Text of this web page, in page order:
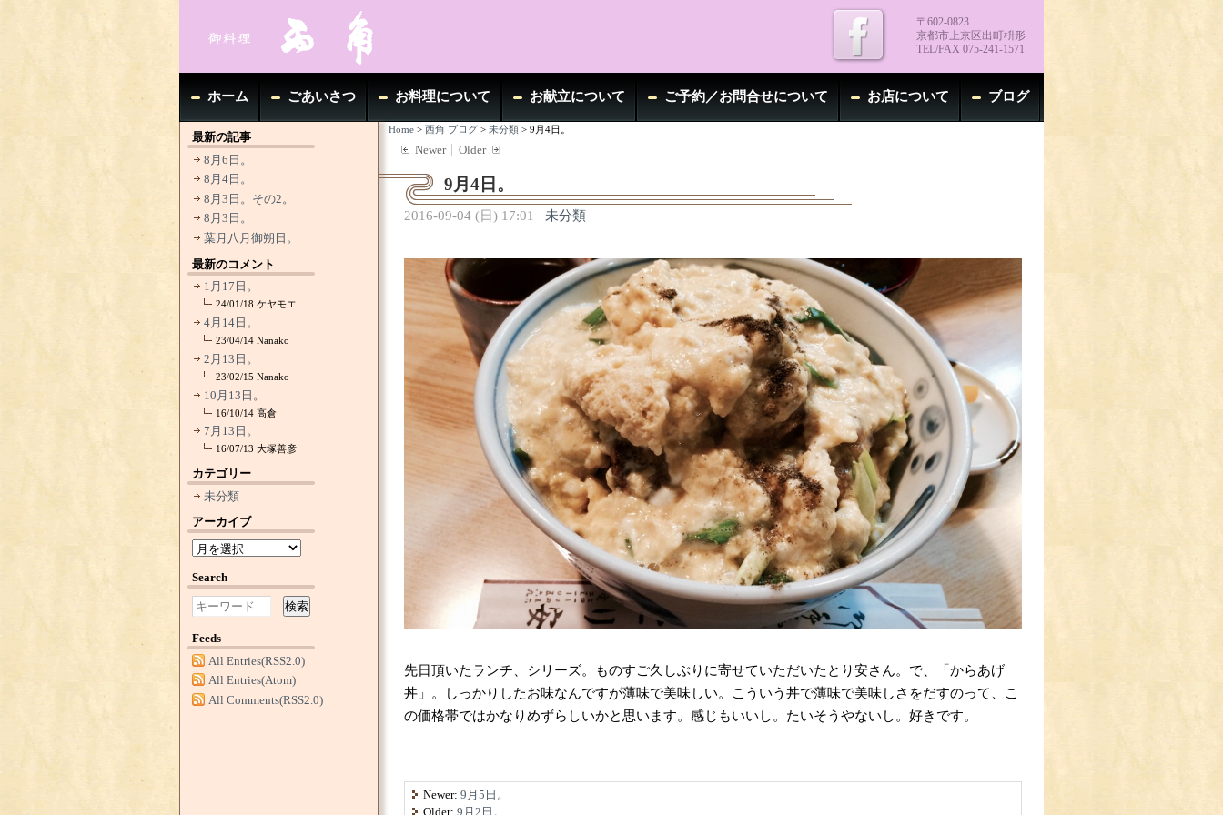
〒602-0823
京都市上京区出町枡形
TEL/FAX 075-241-1571
ホーム ごあいさつ お料理について お献立について ご予約／お問合せについて お店について ブログ
Home> 西角 ブログ> 未分類> 9月4日。
Newer Older
9月4日。
2016-09-04 (日) 17:01 未分類
先日頂いたランチ、シリーズ。ものすご久しぶりに寄せていただいたとり安さん。で、「からあげ
丼」。しっかりしたお味なんですが薄味で美味しい。こういう丼で薄味で美味しさをだすのって、こ
の価格帯ではかなりめずらしいかと思います。感じもいいし。たいそうやないし。好きです。
Newer:9月5日。
Older:9月2日。
最新の記事
8月6日。
8月4日。
8月3日。その2。
8月3日。
葉月八月御朔日。
最新のコメント
1月17日。
24/01/18ケヤモエ
4月14日。
23/04/14Nanako
2月13日。
23/02/15Nanako
10月13日。
16/10/14高倉
7月13日。
16/07/13大塚善彦
カテゴリー
未分類
アーカイブ
Search
検索
Feeds
All Entries(RSS2.0)
All Entries(Atom)
All Comments(RSS2.0)